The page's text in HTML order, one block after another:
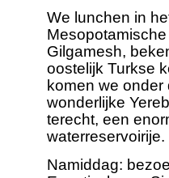
We lunchen in
Gilgamesh,
oostelijk Turkse
komen we onder
wonderlijke
terecht, een
waterreservoirije.
Namiddag: